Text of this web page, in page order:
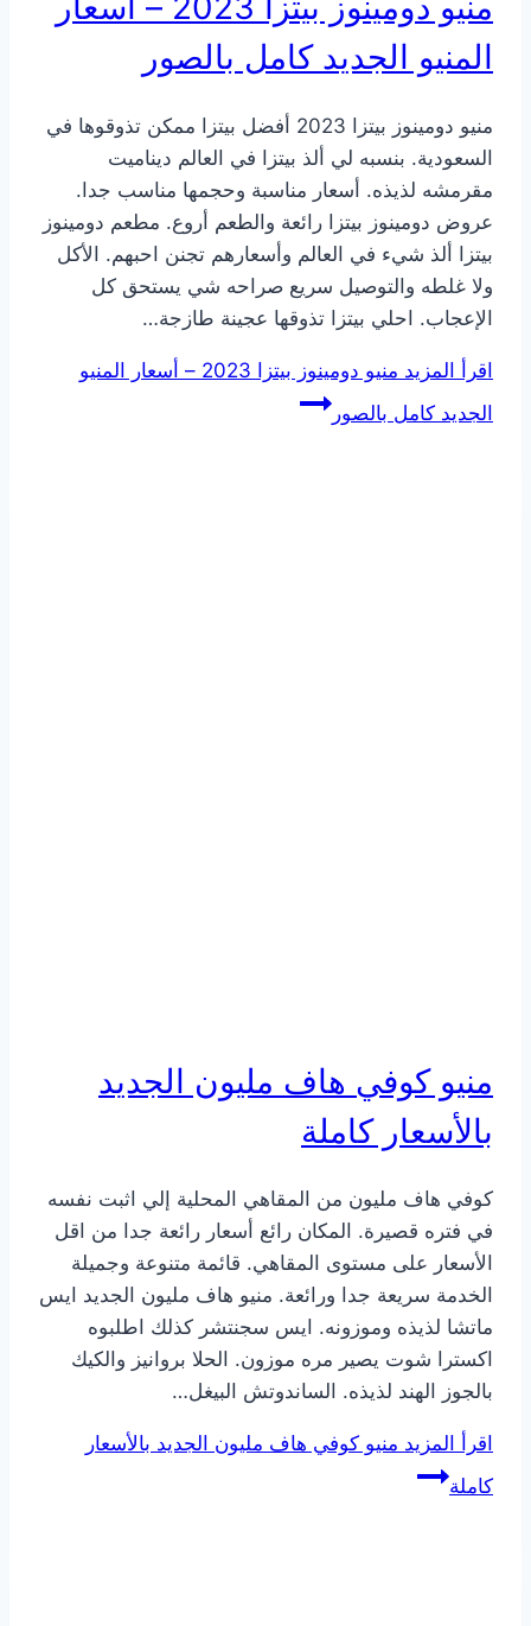
المنيو الجديد كامل بالصور
منيو دومينوز بيتزا 2023 أفضل بيتزا ممكن تذوقوها في
السعودية. بنسبه لي ألذ بيتزا في العالم ديناميت
مقرمشه لذيذه. أسعار مناسبة وحجمها مناسب جدا.
عروض دومينوز بيتزا رائعة والطعم أروع. مطعم دومينوز
بيتزا ألذ شيء في العالم وأسعارهم تجنن احبهم. الأكل
ولا غلطه والتوصيل سريع صراحه شي يستحق كل
الإعجاب. احلي بيتزا تذوقها عجينة طازجة…
اقرأ المزيد
منيو دومينوز بيتزا 2023 – أسعار المنيو
الجديد كامل بالصور
منيو كوفي هاف مليون الجديد
بالأسعار كاملة
كوفي هاف مليون من المقاهي المحلية إلي اثبت نفسه
في فتره قصيرة. المكان رائع أسعار رائعة جدا من اقل
الأسعار على مستوى المقاهي. قائمة متنوعة وجميلة
الخدمة سريعة جدا ورائعة. منيو هاف مليون الجديد ايس
ماتشا لذيذه وموزونه. ايس سجنتشر كذلك اطلبوه
اكسترا شوت يصير مره موزون. الحلا بروانيز والكيك
بالجوز الهند لذيذه. الساندوتش البيغل…
اقرأ المزيد منيو كوفي هاف مليون الجديد بالأسعار
كاملة